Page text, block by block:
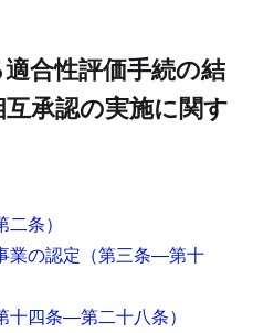
合性評価手続の結
承認の実施に関す
二条）
の認定 （第三条―第十
十四条―第二十八条）